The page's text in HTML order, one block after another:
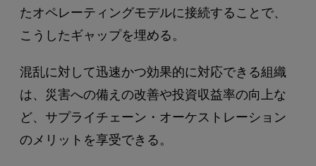
たオペレーティングモデルに接続することで、
こうしたギャップを埋める。
混乱に対して迅速かつ効果的に対応できる組織
は、災害への備えの改善や投資収益率の向上な
ど、サプライチェーン・オーケストレーション
のメリットを享受できる。